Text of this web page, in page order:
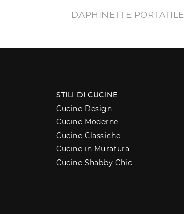
DAPHINETTE PORTATILE
STILI DI CUCINE
Cucine Design
Cucine Moderne
Cucine Classiche
Cucine in Muratura
Cucine Shabby Chic